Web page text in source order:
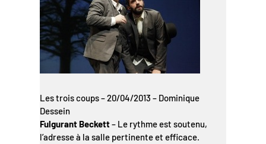
Les trois coups – 20/04/2013 – Dominique
Dessein
Fulgurant Beckett– Le rythme est soutenu,
l’adresse à la salle pertinente et efficace.